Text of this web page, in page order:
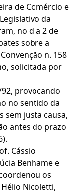
de Comércio e
da
no dia 2 de
sobre a
n. 158
solicitada por
provocando
no sentido da
sem justa causa,
antes do prazo
Cássio
Benhame e
os
Nicoletti,